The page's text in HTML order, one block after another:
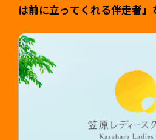
は前に立ってくれる伴走者
し）様 >